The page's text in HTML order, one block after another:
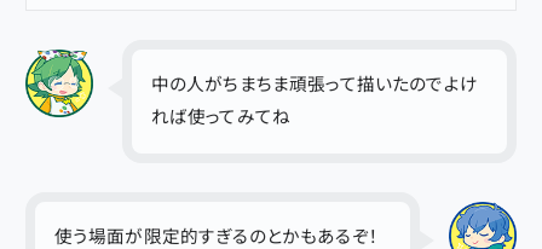
中の人がちまちま頑張って描いたのでよけ
れば使ってみてね
使う場面が限定的すぎるのとかもあるぞ！